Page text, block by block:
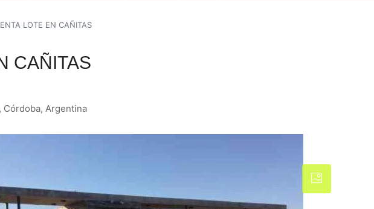
LOTE EN CAÑITAS
CAÑITAS
Córdoba, Argentina